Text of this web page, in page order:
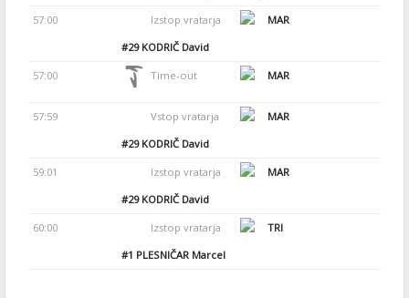
57:00 Izstop vratarja
MAR
#29KODRIČ David
57:00 Time-out MAR
57:59 Vstop vratarja
MAR
#29KODRIČ David
59:01 Izstop vratarja
MAR
#29KODRIČ David
60:00 Izstop vratarja
TRI
#1 PLESNIČAR Marcel